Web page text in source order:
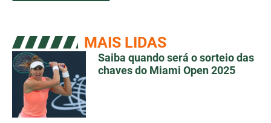
MAIS LIDAS
Saiba quando será o sorteio das
chaves do Miami Open 2025